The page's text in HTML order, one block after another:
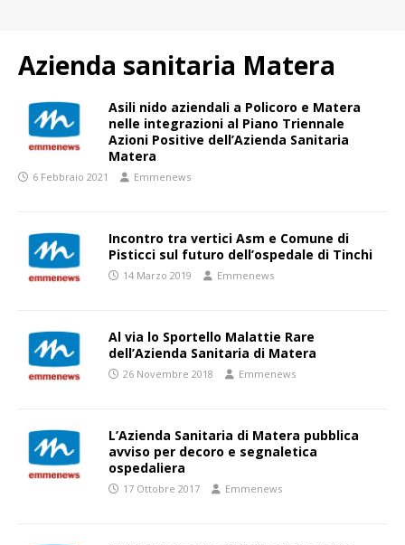
Azienda sanitaria Matera
Asili nido aziendali a Policoro e Matera
nelle integrazioni al Piano Triennale
Azioni Positive dell’Azienda Sanitaria
Matera
6 Febbraio 2021 Emmenews
Incontro tra vertici Asm e Comune di
Pisticci sul futuro dell’ospedale di Tinchi
14 Marzo 2019 Emmenews
Al via lo Sportello Malattie Rare
dell’Azienda Sanitaria di Matera
26 Novembre 2018 Emmenews
L’Azienda Sanitaria di Matera pubblica
avviso per decoro e segnaletica
ospedaliera
17 Ottobre 2017 Emmenews